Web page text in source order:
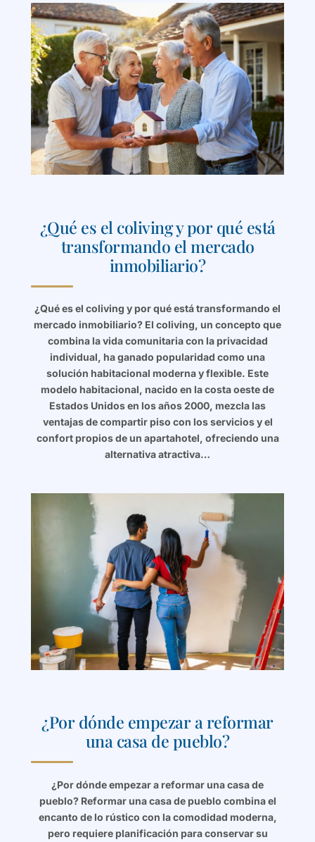
¿Qué es el coliving y por qué está
transformando el mercado
inmobiliario?
¿Qué es el coliving y por qué está transformando el
mercado inmobiliario? El coliving, un concepto que
combina la vida comunitaria con la privacidad
individual, ha ganado popularidad como una
solución habitacional moderna y flexible. Este
modelo habitacional, nacido en la costa oeste de
Estados Unidos en los años 2000, mezcla las
ventajas de compartir piso con los servicios y el
confort propios de un apartahotel, ofreciendo una
alternativa atractiva…
¿Por dónde empezar a reformar
una casa de pueblo?
¿Por dónde empezar a reformar una casa de
pueblo? Reformar una casa de pueblo combina el
encanto de lo rústico con la comodidad moderna,
pero requiere planificación para conservar su